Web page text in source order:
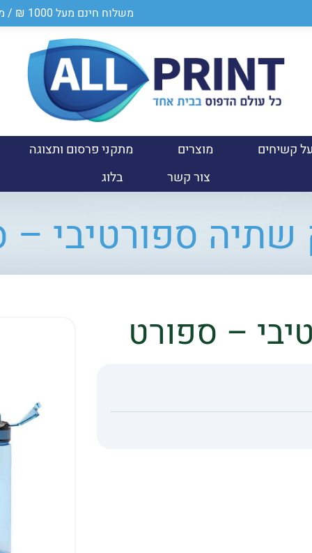
משלוח חינם מעל 1000 ₪ / מספר ספק במשרד הביטחון 0011024950
קשיחים מוצרים
מתקני פרסום ותצוגה
צור קשר
בלוג
שתיה ספורטיבי –
– ספורט